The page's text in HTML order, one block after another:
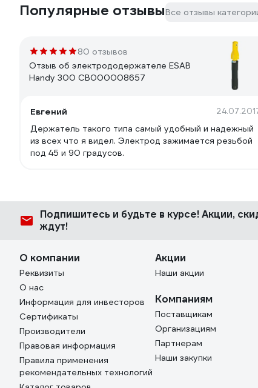
Популярные отзывыВсе отзывы
80 отзывов
Отзыв об электрододержателе ESAB
Handy 300 СВ000008657
Евгений
Держатель такого типа самый удобный и надежный
из всех что я видел. Электрод зажимается резьбой
под 45 и 90 градусов.
Подпишитесь и будьте в курсе! Акции,
ждут!
О компании
Реквизиты
О нас
Информация для инвесторов
Сертификаты
Производители
Правовая информация
Правила применения
рекомендательных технологий
Акции
Наши акции
Компаниям
Поставщикам
Организациям
Партнерам
Наши закупки